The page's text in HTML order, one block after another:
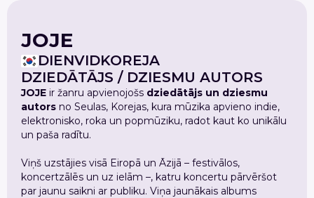
JOJE
DIENVIDKOREJA
DZIEDĀTĀJS / DZIESMU AUTORS
JOJE ir žanru apvienojošs dziedātājs un dziesmu
autors no Seulas, Korejas, kura mūzika apvieno indie,
elektronisko, roka un popmūziku, radot kaut ko unikālu
un paša radītu.
Viņš uzstājies visā Eiropā un Āzijā – festivālos,
koncertzālēs un uz ielām –, katru koncertu pārvēršot
par jaunu saikni ar publiku. Viņa jaunākais albums